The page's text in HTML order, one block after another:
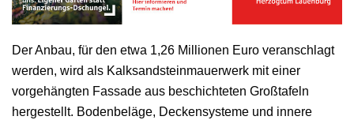
Der Anbau, für den etwa 1,26 Millionen Euro veranschlagt
werden, wird als Kalksandsteinmauerwerk mit einer
vorgehängten Fassade aus beschichteten Großtafeln
hergestellt. Bodenbeläge, Deckensysteme und innere